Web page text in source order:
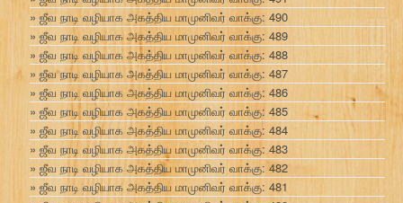
ஜீவ நாடி வழியாக அகத்திய மாமுனிவர் வாக்கு: 490
ஜீவ நாடி வழியாக அகத்திய மாமுனிவர் வாக்கு: 489
ஜீவ நாடி வழியாக அகத்திய மாமுனிவர் வாக்கு: 488
ஜீவ நாடி வழியாக அகத்திய மாமுனிவர் வாக்கு: 487
ஜீவ நாடி வழியாக அகத்திய மாமுனிவர் வாக்கு: 486
ஜீவ நாடி வழியாக அகத்திய மாமுனிவர் வாக்கு: 485
ஜீவ நாடி வழியாக அகத்திய மாமுனிவர் வாக்கு: 484
ஜீவ நாடி வழியாக அகத்திய மாமுனிவர் வாக்கு: 483
ஜீவ நாடி வழியாக அகத்திய மாமுனிவர் வாக்கு: 482
ஜீவ நாடி வழியாக அகத்திய மாமுனிவர் வாக்கு: 481